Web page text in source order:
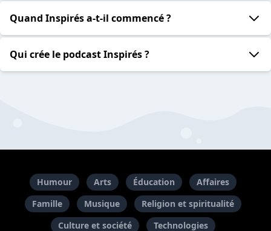
Quand Inspirés a-t-il commencé ?
Qui crée le podcast Inspirés ?
Humour Arts Éducation
Affaires
Famille
Musique
Religion et spiritualité
Culture et société
Technologies